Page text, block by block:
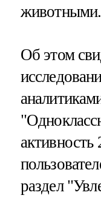
животными.
Об этом
раздел